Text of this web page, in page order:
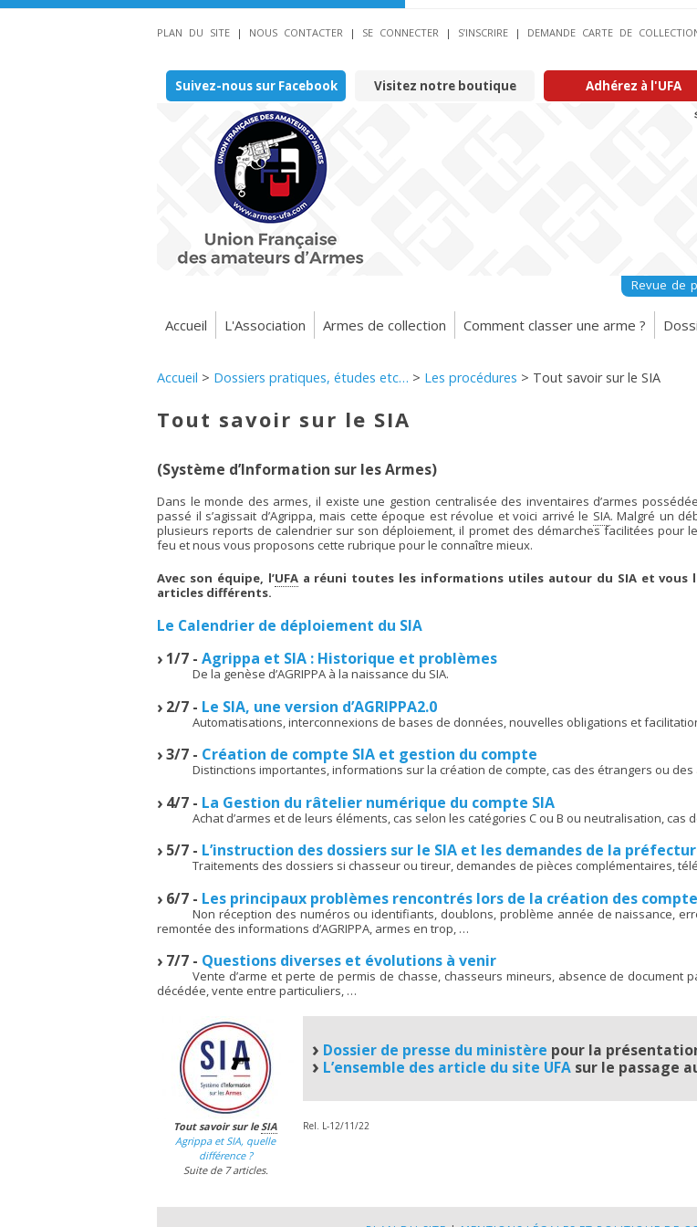
PLAN DU SITE | NOUS CONTACTER | SE CONNECTER | S’INSCRIRE | DEMANDE CARTE DE
Suivez-nous sur Facebook Visitez notre boutique Adhérez à l'UFA
Revue de
Accueil L'Association Armes de collection Comment classer une arme ?
Accueil > Dossiers pratiques, études etc… > Les procédures > Tout savoir sur le SIA
Tout savoir sur le SIA
(Système d’Information sur les Armes)
Dans le monde des armes, il existe une gestion centralisée des inventaires d’armes
passé il s’agissait d’Agrippa, mais cette époque est révolue et voici arrivé le SIA. Malgré un
plusieurs reports de calendrier sur son déploiement, il promet des démarches facilitées pour
feu et nous vous proposons cette rubrique pour le connaître mieux.
Avec son équipe, l’UFAa réuni toutes les informations utiles autour du SIA et vous
articles différents.
Le Calendrier de déploiement du SIA
1/7 - Agrippa et SIA : Historique et problèmes
De la genèse d’AGRIPPA à la naissance du SIA.
2/7 - Le SIA, une version d’AGRIPPA2.0
Automatisations, interconnexions de bases de données, nouvelles obligations et
3/7 - Création de compte SIA et gestion du compte
Distinctions importantes, informations sur la création de compte, cas des étrangers ou
4/7 - La Gestion du râtelier numérique du compte SIA
Achat d’armes et de leurs éléments, cas selon les catégories C ou B ou neutralisation, cas
5/7 - L’instruction des dossiers sur le SIA et les demandes de la
Traitements des dossiers si chasseur ou tireur, demandes de pièces complémentaires,
6/7 - Les principaux problèmes rencontrés lors de la création des
Non réception des numéros ou identifiants, doublons, problème année de naissance,
remontée des informations d’AGRIPPA, armes en trop, …
7/7 - Questions diverses et évolutions à venir
Vente d’arme et perte de permis de chasse, chasseurs mineurs, absence de document
décédée, vente entre particuliers, …
Tout savoir sur le SIA
Agrippa et SIA, quelle
différence ?
Suite de 7 articles.
Dossier de presse du ministère pour la
L’ensemble des article du site UFAsur le passage
Rel. L-12/11/22